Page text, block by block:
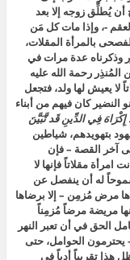
أن يُطلِّق زوجه إلا بعد
-، وإذا مات كل مَن
بالمرأة المقلات،
وذكرناه عدة مرات في
المُنذِر رحمة الله عليه
لا يعيش لها ولد، فتجعل
النضير كان فيهم من أبناء
إِكْرَاهَ فِي الدِّينِ قَد تَّبَيَّنَ
بتهويدهم، شياطين
آخر القصة – فإن
مقلاتاً فإنها لا
له أن ينفصل عن
مرض مُزمِن – إلا برضاها
مريضة مرضاً مُزمِناً
الحق في أن تعبر النهر
يحترمون الحوامل، حتى
هذا تقريباً أدباً في